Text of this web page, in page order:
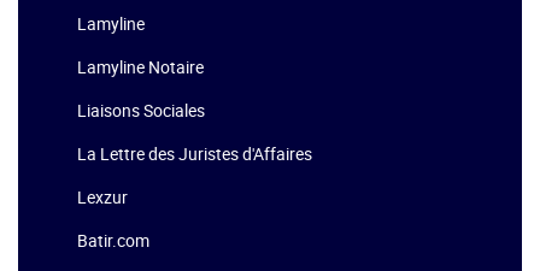
Lamyline
Lamyline Notaire
Liaisons Sociales
La Lettre des Juristes d'Affaires
Lexzur
Batir.com